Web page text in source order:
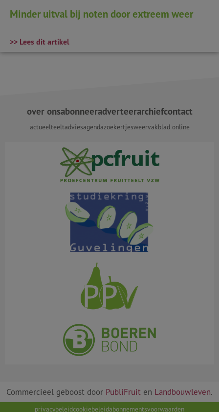
Minder uitval bij noten door extreem weer
>> Lees dit artikel
over onsabonneeradverteerarchiefcontact
actueelteeltadviesagendazoekertjesweervakblad online
Commercieel geboost door PubliFruit en Landbouwleven.
privacybeleidcookiebeleidabonnementsvoorwaarden